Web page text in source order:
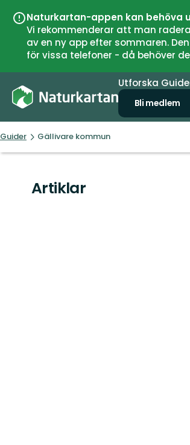
Naturkartan-appen kan behöva
Vi rekommenderar att man
av en ny app efter sommaren.
för vissa telefoner - då behöver
Utforska
Bli medlem
Guider Gällivare kommun
Artiklar